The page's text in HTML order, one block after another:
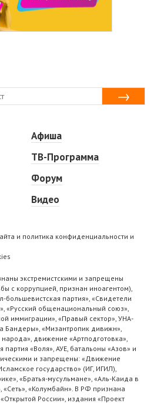
Афиша
ТВ-Программа
Форум
Видео
и политика конфиденциальности и
экстремистскими и запрещены
с коррупцией, признан иноагентом),
партия», «Свидетели
«Русский общенациональный союз»,
иммиграции», «Правый сектор», УНА-
Бандеры», «Мизантропик дивижн»,
движение «Артподготовка»,
«Воля», АУЕ, батальоны «Азов» и
и запрещены: «Движение
государство» (ИГ, ИГИЛ),
«Братья-мусульмане», «Аль-Каида в
«Сеть», «Колумбайн». В РФ признана
России», издания «Проект